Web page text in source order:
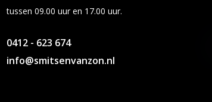
tussen 09.00 uur en 17.00 uur.
0412 - 623 674
info@smitsenvanzon.nl